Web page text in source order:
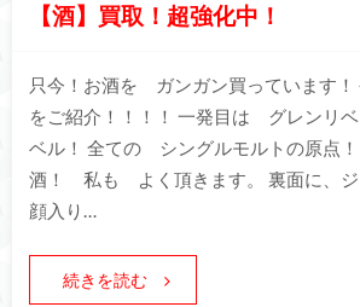
【酒】買取！超強化中！
只今！お酒を ガンガン買っています！
をご紹介！！！！ 一発目は グレンリ
ベル！ 全ての シングルモルトの原点
酒！ 私も よく頂きます。 裏面に、ジ
顔入り…
続きを読む